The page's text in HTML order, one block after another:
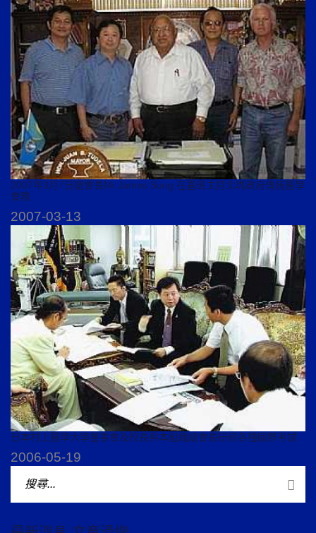
2007年3月7日總會長Mr.James Sung 在塞班主持北瑪政府傳統醫學
會務
2007-03-13
日本村上醫學大學董事會及校長與本組織總會長研商各種國際考試
2006-05-19